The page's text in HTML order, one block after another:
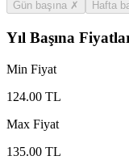
Gün başına ✗ Hafta
Yıl Başına
Min Fiyat
124.00 TL
Max Fiyat
135.00 TL